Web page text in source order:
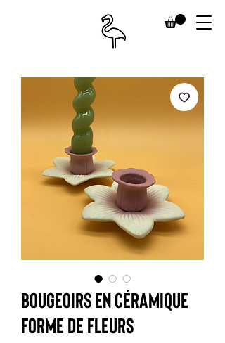
Bougeoirs en céramique
forme de fleurs